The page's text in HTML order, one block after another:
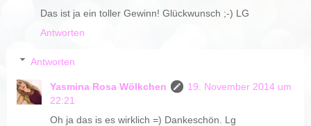
Das ist ja ein toller Gewinn! Glückwunsch ;-) LG
Antworten
Antworten
Yasmina Rosa Wölkchen
19. November 2014 um
22:21
Oh ja das is es wirklich =) Dankeschön. Lg